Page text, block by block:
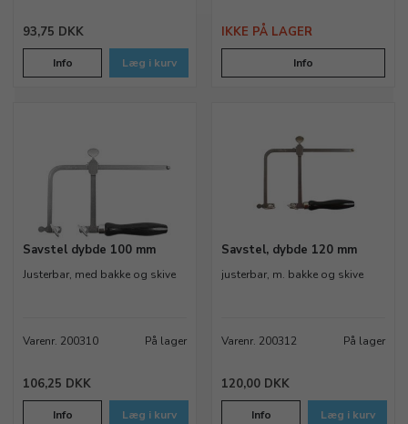
93,75 DKK
Info Læg i kurv
IKKE PÅ LAGER
Info
Savstel dybde 100 mm
Justerbar, med bakke og skive
Varenr. 200310 På lager
106,25 DKK
Info Læg i kurv
Savstel, dybde 120 mm
justerbar, m. bakke og skive
Varenr. 200312 På lager
120,00 DKK
Info Læg i kurv